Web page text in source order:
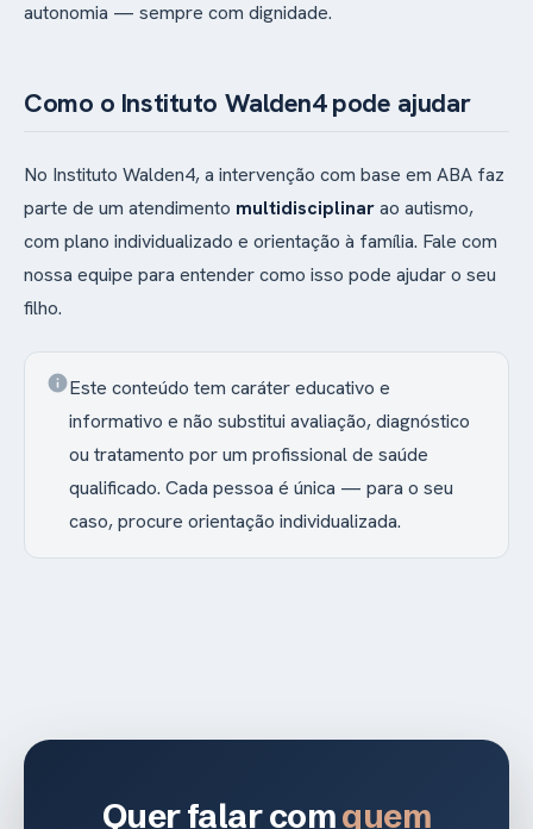
autonomia — sempre com dignidade.
Como o Instituto Walden4 pode ajudar
No Instituto Walden4, a intervenção com base em ABA faz
parte de um atendimento multidisciplinarao autismo,
com plano individualizado e orientação à família. Fale com
nossa equipe para entender como isso pode ajudar o seu
filho.
infoEste conteúdo tem caráter educativo e
informativo e não substitui avaliação, diagnóstico
ou tratamento por um profissional de saúde
qualificado. Cada pessoa é única — para o seu
caso, procure orientação individualizada.
Quer falar comquem